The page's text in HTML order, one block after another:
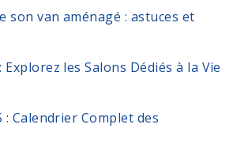
son van aménagé : astuces et
Explorez les Salons Dédiés à la Vie
: Calendrier Complet des